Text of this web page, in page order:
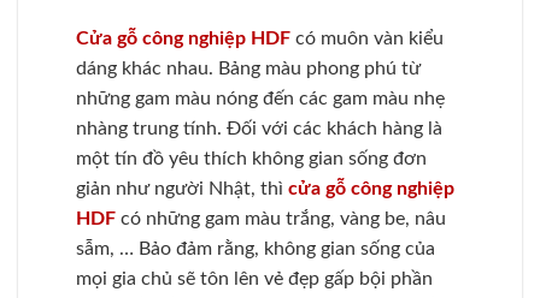
Cửa gỗ công nghiệp HDF có muôn vàn kiểu
dáng khác nhau. Bảng màu phong phú từ
những gam màu nóng đến các gam màu nhẹ
nhàng trung tính. Đối với các khách hàng là
một tín đồ yêu thích không gian sống đơn
giản như người Nhật, thì cửa gỗ công nghiệp
HDF có những gam màu trắng, vàng be, nâu
sẫm, … Bảo đảm rằng, không gian sống của
mọi gia chủ sẽ tôn lên vẻ đẹp gấp bội phần